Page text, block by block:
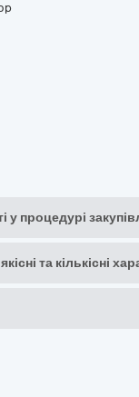
у процедурі
та кількісні